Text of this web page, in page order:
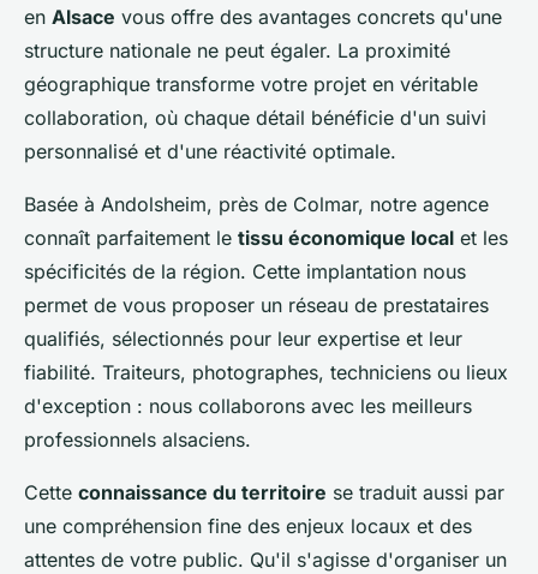
en Alsace vous offre des avantages concrets qu'une
structure nationale ne peut égaler. La proximité
géographique transforme votre projet en véritable
collaboration, où chaque détail bénéficie d'un suivi
personnalisé et d'une réactivité optimale.
Basée à Andolsheim, près de Colmar, notre agence
connaît parfaitement le tissu économique local et les
spécificités de la région. Cette implantation nous
permet de vous proposer un réseau de prestataires
qualifiés, sélectionnés pour leur expertise et leur
fiabilité. Traiteurs, photographes, techniciens ou lieux
d'exception : nous collaborons avec les meilleurs
professionnels alsaciens.
Cette connaissance du territoire se traduit aussi par
une compréhension fine des enjeux locaux et des
attentes de votre public. Qu'il s'agisse d'organiser un